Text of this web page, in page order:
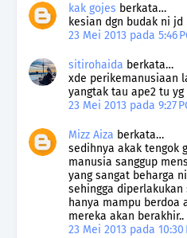
kak gojes berkata…
kesian dgn budak ni jd
23 Mei 2013 pada 5:46
sitirohaida berkata…
xde perikemanusiaan
yangtak tau ape2 tu yg
23 Mei 2013 pada 9:27
Mizz Aiza berkata…
sedihnya akak tengok
manusia sanggup
yang sangat beharga
sehingga
hanya mampu berdoa
mereka akan berakhir..
23 Mei 2013 pada 10:30